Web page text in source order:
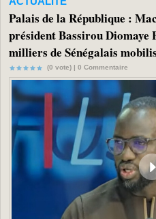
Palais de la République :
président Bassirou Diomaye
milliers de Sénégalais
(0 vote) | 0 Commentaire